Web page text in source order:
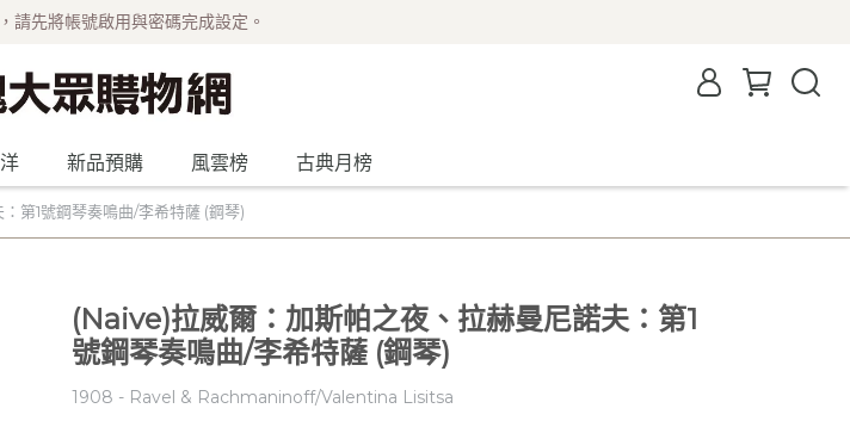
請先將帳號啟用與密碼完成設定。
新品預購 風雲榜 古典月榜
第1號鋼琴奏鳴曲/李希特薩 (鋼琴)
(Naive)拉威爾：加斯帕之夜、拉赫曼尼諾夫：第1
號鋼琴奏鳴曲/李希特薩 (鋼琴)
1908 - Ravel & Rachmaninoff/Valentina Lisitsa